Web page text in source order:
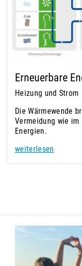
Erneuerbare
Heizung und Strom
Die Wärmewende
Vermeidung wie im
Energien.
weiterlesen